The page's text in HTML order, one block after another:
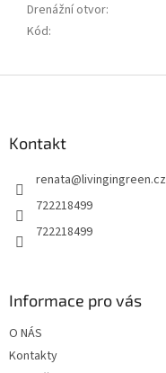
Drenážní otvor:
Kód:
Kontakt
renata@livingingreen.cz
722218499
722218499
Informace pro vás
O NÁS
Kontakty